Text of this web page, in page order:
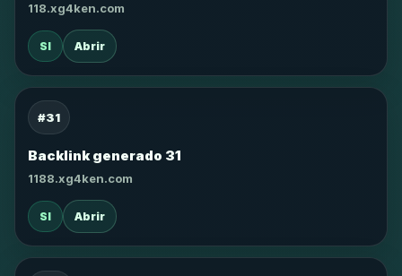
118.xg4ken.com
SI Abrir
#31
Backlink generado 31
1188.xg4ken.com
SI Abrir